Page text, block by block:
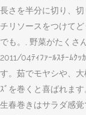
長さを半分に切り、
チリソースをつけて
でも。, 野菜がたくさ
2011/04ﾃｨﾌｧｰﾙｽﾁｰﾑｸ
す。茹でモヤシや、
ｽﾞを巻くと喜ばれま
生春巻きはサラダ感